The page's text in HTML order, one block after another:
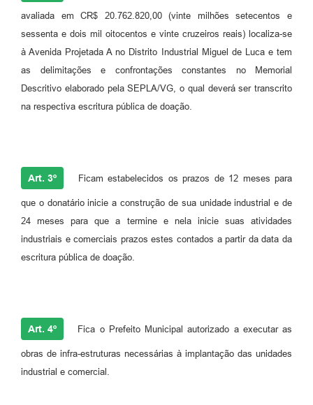
avaliada em CR$ 20.762.820,00 (vinte milhões setecentos e
sessenta e dois mil oitocentos e vinte cruzeiros reais) localiza-se
à Avenida Projetada A no Distrito Industrial Miguel de Luca e tem
as delimitações e confrontações constantes no Memorial
Descritivo elaborado pela SEPLA/VG, o qual deverá ser transcrito
na respectiva escritura pública de doação.
Art. 3º Ficam estabelecidos os prazos de 12 meses para
que o donatário inicie a construção de sua unidade industrial e de
24 meses para que a termine e nela inicie suas atividades
industriais e comerciais prazos estes contados a partir da data da
escritura pública de doação.
Art. 4º Fica o Prefeito Municipal autorizado a executar as
obras de infra-estruturas necessárias à implantação das unidades
industrial e comercial.